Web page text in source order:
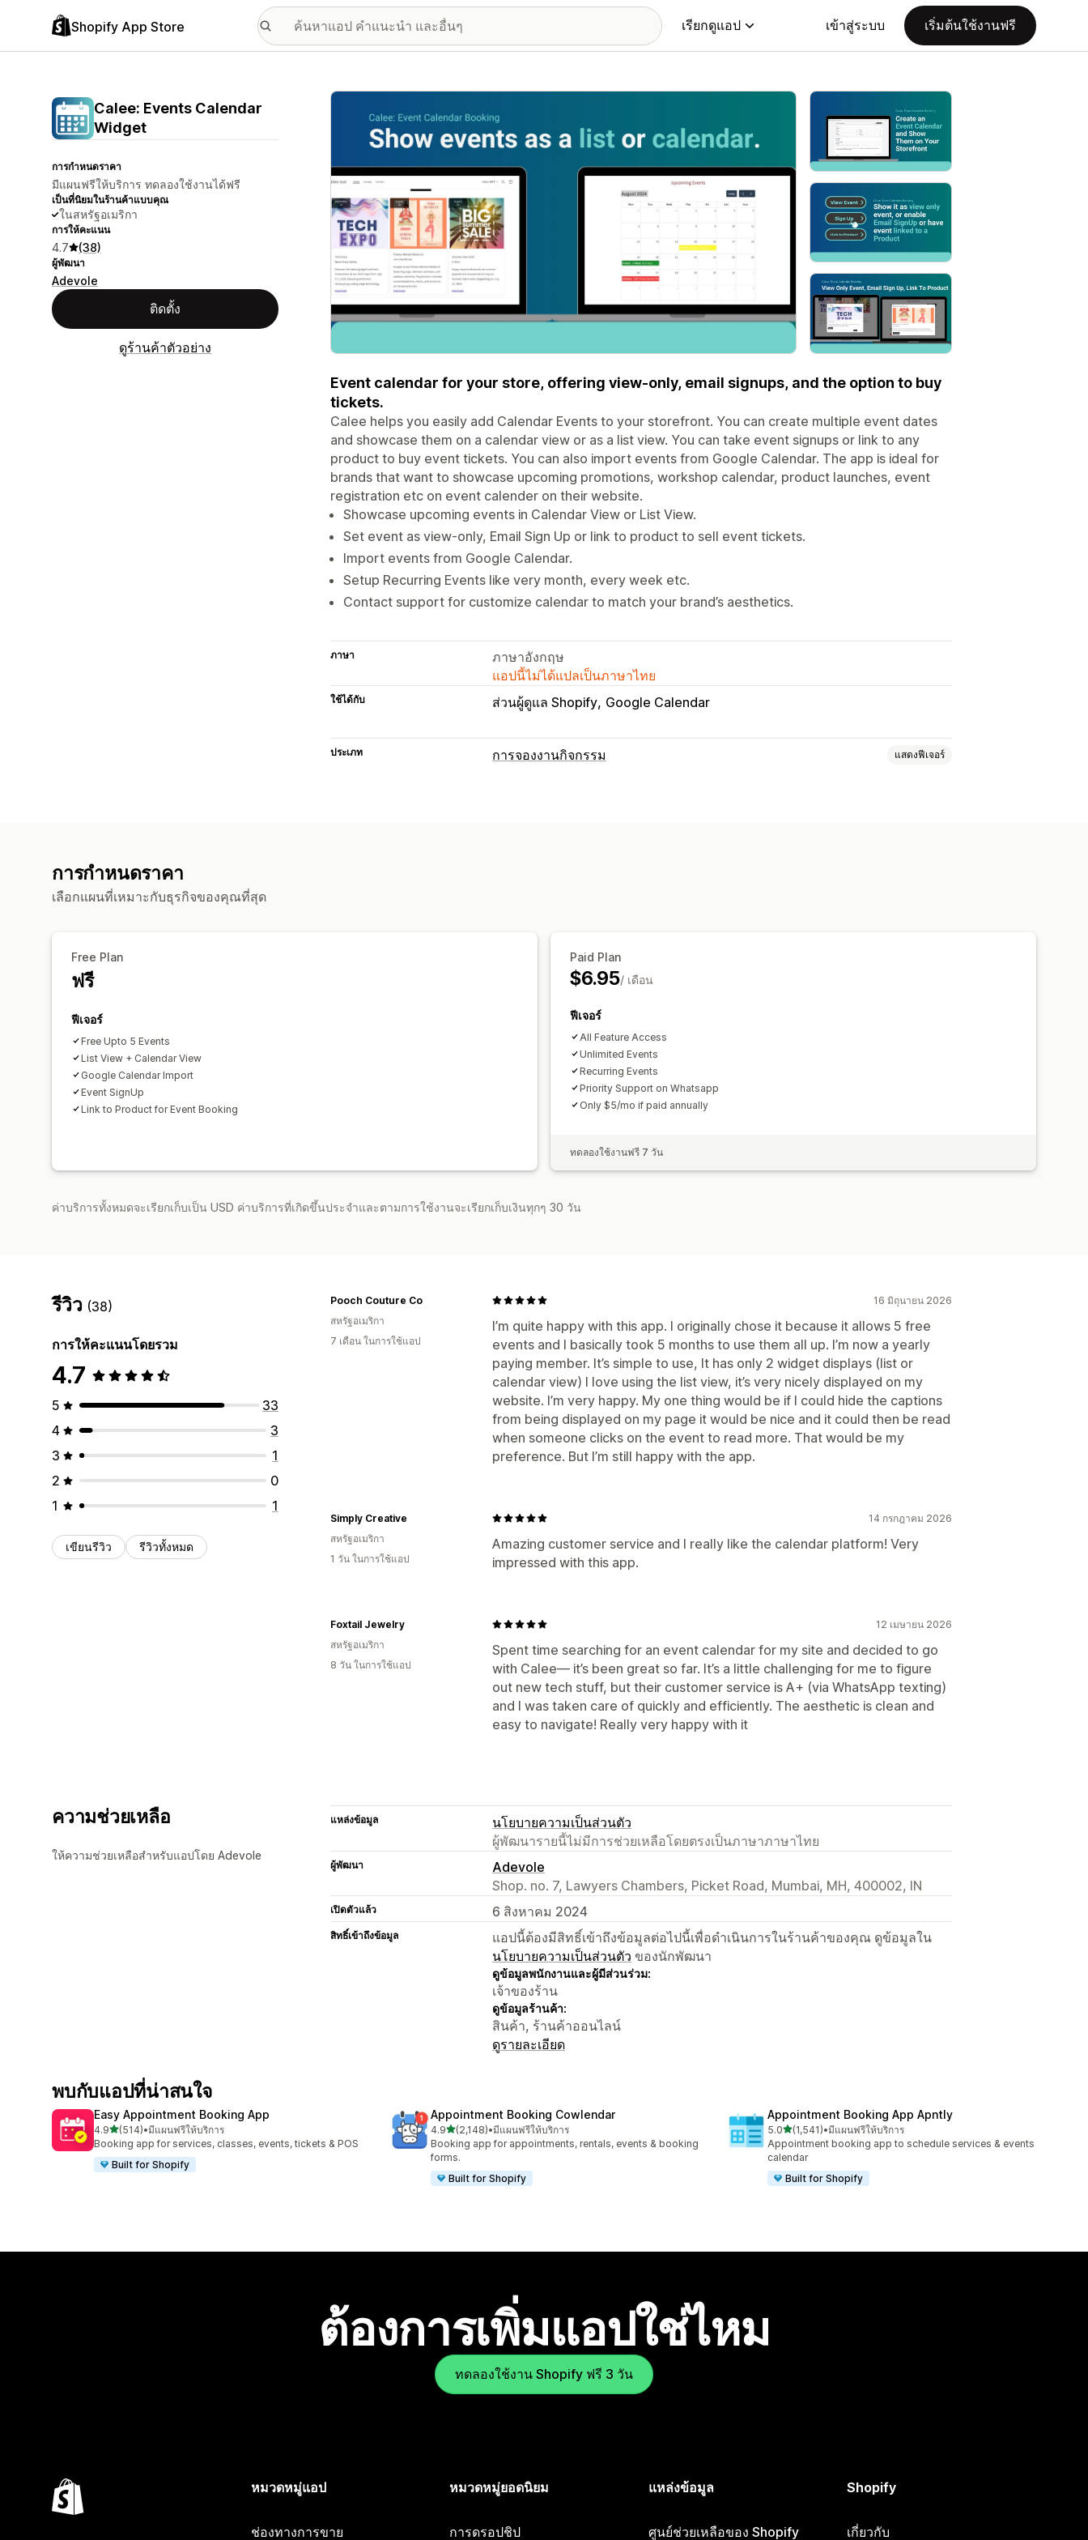
Shopify App Store เรียกดูแอป เข้าสู่ระบบ เริ่มต้นใช้งานฟรี
Calee: Events Calendar
Widget
การกำหนดราคา
มีแผนฟรีให้บริการ ทดลองใช้งานได้ฟรี
เป็นที่นิยมในร้านค้าแบบคุณ
ในสหรัฐอเมริกา
การให้คะแนน
4.7 (38)
ผู้พัฒนา
Adevole
ติดตั้ง
ดูร้านค้าตัวอย่าง
แกลเลอรีรูปภาพที่แสดง
Event calendar for your store, offering view-only, email signups, and the option to buy
tickets.
Calee helps you easily add Calendar Events to your storefront. You can create multiple event dates
and showcase them on a calendar view or as a list view. You can take event signups or link to any
product to buy event tickets. You can also import events from Google Calendar. The app is ideal for
brands that want to showcase upcoming promotions, workshop calendar, product launches, event
registration etc on event calender on their website.
Showcase upcoming events in Calendar View or List View.
Set event as view-only, Email Sign Up or link to product to sell event tickets.
Import events from Google Calendar.
Setup Recurring Events like very month, every week etc.
Contact support for customize calendar to match your brand’s aesthetics.
ภาษา
ภาษาอังกฤษ
แอปนี้ไม่ได้แปลเป็นภาษาไทย
ใช้ได้กับ ส่วนผู้ดูแล Shopify Google Calendar
ประเภท การจองงานกิจกรรม แสดงฟีเจอร์
การกำหนดราคา
เลือกแผนที่เหมาะกับธุรกิจของคุณที่สุด
Free Plan
ฟรี
ฟีเจอร์
Free Upto 5 Events
List View + Calendar View
Google Calendar Import
Event SignUp
Link to Product for Event Booking
Paid Plan
$6.95/ เดือน
ฟีเจอร์
All Feature Access
Unlimited Events
Recurring Events
Priority Support on Whatsapp
Only $5/mo if paid annually
ทดลองใช้งานฟรี 7 วัน
ค่าบริการทั้งหมดจะเรียกเก็บเป็น USD ค่าบริการที่เกิดขึ้นประจำและตามการใช้งานจะเรียกเก็บเงินทุกๆ 30 วัน
รีวิว (38)
การให้คะแนนโดยรวม
4.7
5
33
4
3
3
1
2
0
1
1
เขียนรีวิว รีวิวทั้งหมด
16 มิถุนายน 2026
I’m quite happy with this app. I originally chose it because it allows 5 free
events and I basically took 5 months to use them all up. I’m now a yearly
paying member. It’s simple to use, It has only 2 widget displays (list or
calendar view) I love using the list view, it’s very nicely displayed on my
website. I’m very happy. My one thing would be if I could hide the captions
from being displayed on my page it would be nice and it could then be read
when someone clicks on the event to read more. That would be my
preference. But I’m still happy with the app.
Pooch Couture Co
สหรัฐอเมริกา
7 เดือน ในการใช้แอป
14 กรกฎาคม 2026
Amazing customer service and I really like the calendar platform! Very
impressed with this app.
Simply Creative
สหรัฐอเมริกา
1 วัน ในการใช้แอป
12 เมษายน 2026
Spent time searching for an event calendar for my site and decided to go
with Calee— it’s been great so far. It’s a little challenging for me to figure
out new tech stuff, but their customer service is A+ (via WhatsApp texting)
and I was taken care of quickly and efficiently. The aesthetic is clean and
easy to navigate! Really very happy with it
Foxtail Jewelry
สหรัฐอเมริกา
8 วัน ในการใช้แอป
ความช่วยเหลือ
ให้ความช่วยเหลือสำหรับแอปโดย Adevole
แหล่งข้อมูล
นโยบายความเป็นส่วนตัว
ผู้พัฒนารายนี้ไม่มีการช่วยเหลือโดยตรงเป็นภาษาภาษาไทย
ผู้พัฒนา
Adevole
Shop. no. 7, Lawyers Chambers, Picket Road, Mumbai, MH, 400002, IN
เปิดตัวแล้ว 6 สิงหาคม 2024
สิทธิ์เข้าถึงข้อมูล
แอปนี้ต้องมีสิทธิ์เข้าถึงข้อมูลต่อไปนี้เพื่อดำเนินการในร้านค้าของคุณ ดูข้อมูลใน
นโยบายความเป็นส่วนตัว ของนักพัฒนา
ดูข้อมูลพนักงานและผู้มีส่วนร่วม:
เจ้าของร้าน
ดูข้อมูลร้านค้า:
สินค้า, ร้านค้าออนไลน์
ดูรายละเอียด
พบกับแอปที่น่าสนใจ
Easy Appointment Booking App
4.9เต็ม 5 ดาว
(514)
ทั้งหมด 514 รีวิว
•มีแผนฟรีให้บริการ
Booking app for services, classes, events, tickets & POS
Built for Shopify
Appointment Booking Cowlendar
4.9เต็ม 5 ดาว
(2,148)
ทั้งหมด 2148 รีวิว
•มีแผนฟรีให้บริการ
Booking app for appointments, rentals, events & booking
forms.
Built for Shopify
Appointment Booking App Apntly
5.0เต็ม 5 ดาว
(1,541)
ทั้งหมด 1541 รีวิว
•มีแผนฟรีให้บริการ
Appointment booking app to schedule services & events
calendar
Built for Shopify
ต้องการเพิ่มแอปใช่ไหม
ทดลองใช้งาน Shopify ฟรี 3 วัน
หมวดหมู่แอป
ช่องทางการขาย
หมวดหมู่ยอดนิยม
การดรอปชิป
แหล่งข้อมูล
ศูนย์ช่วยเหลือของ Shopify
Shopify
เกี่ยวกับ